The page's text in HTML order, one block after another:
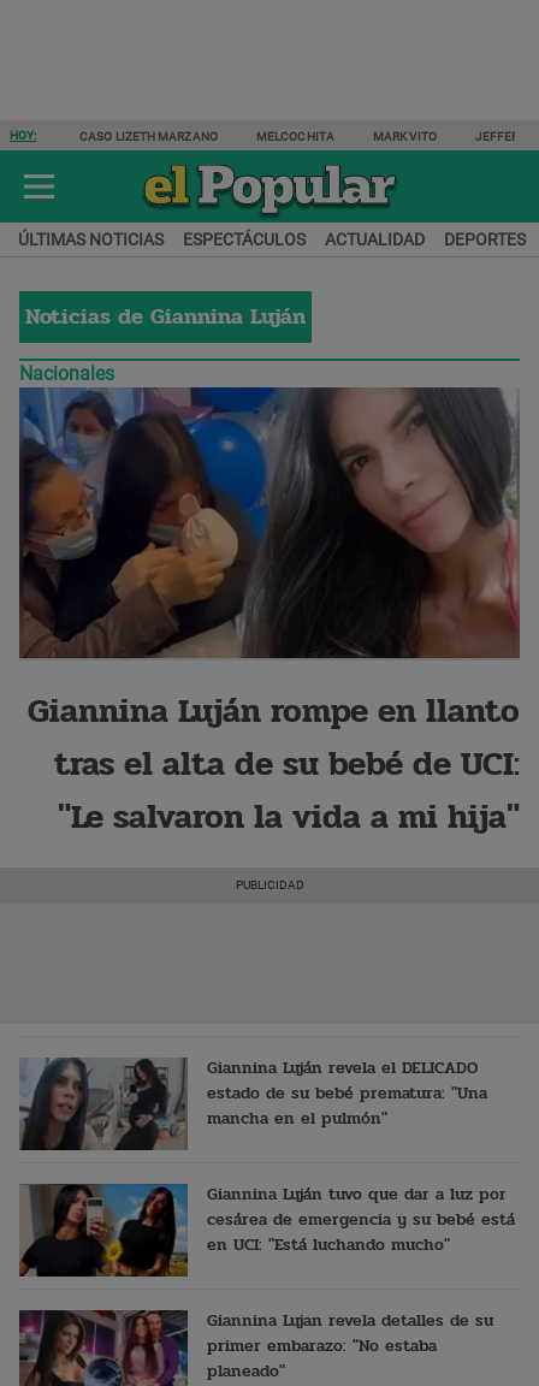
HOY: CASO LIZETH MARZANO MELCOCHITA MARK VITO
ÚLTIMAS NOTICIAS ESPECTÁCULOS ACTUALIDAD DEPORTES
Noticias de Giannina Luján
Nacionales
Giannina Luján rompe en llanto
tras el alta de su bebé de UCI:
"Le salvaron la vida a mi hija"
Giannina Luján revela el DELICADO
estado de su bebé prematura: "Una
mancha en el pulmón"
Giannina Luján tuvo que dar a luz por
cesárea de emergencia y su bebé está
en UCI: "Está luchando mucho"
Giannina Lujan revela detalles de su
primer embarazo: "No estaba
planeado"